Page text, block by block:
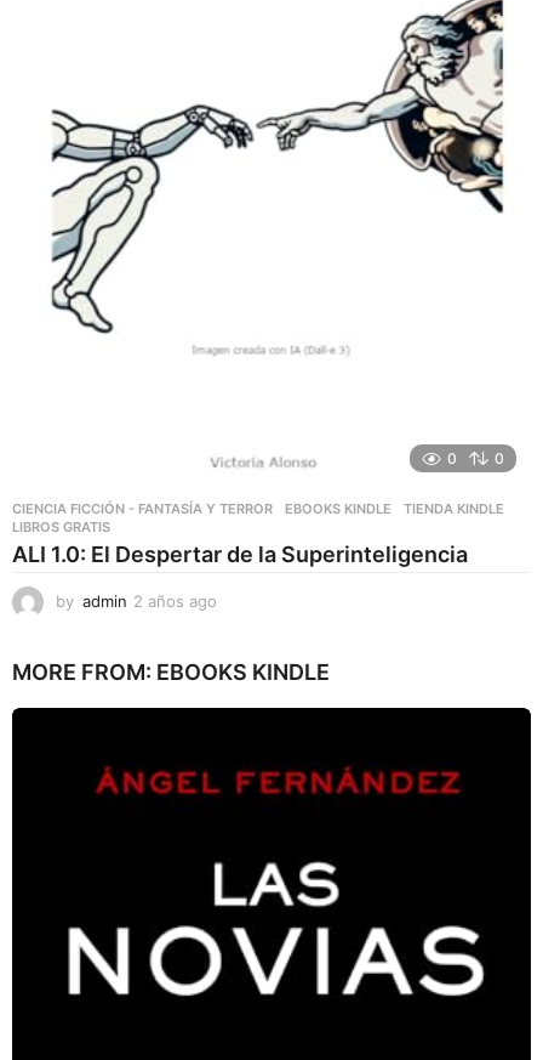
0 0
CIENCIA FICCIÓN - FANTASÍA Y TERROR ,EBOOKS KINDLE ,TIENDA KINDLE
LIBROS GRATIS
ALI 1.0: El Despertar de la Superinteligencia
by admin 2 años ago
o
MORE FROM: EBOOKS KINDLE